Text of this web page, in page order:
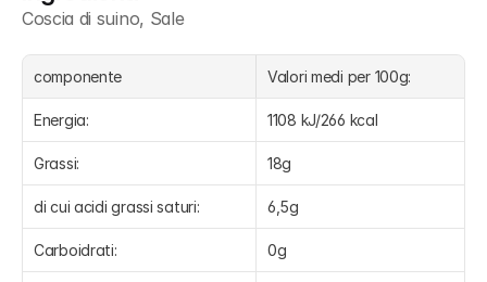
Coscia di suino, Sale
componente Valori medi per 100g:
Energia: 1108 kJ/266 kcal
Grassi: 18g
di cui acidi grassi saturi: 6,5g
Carboidrati: 0g